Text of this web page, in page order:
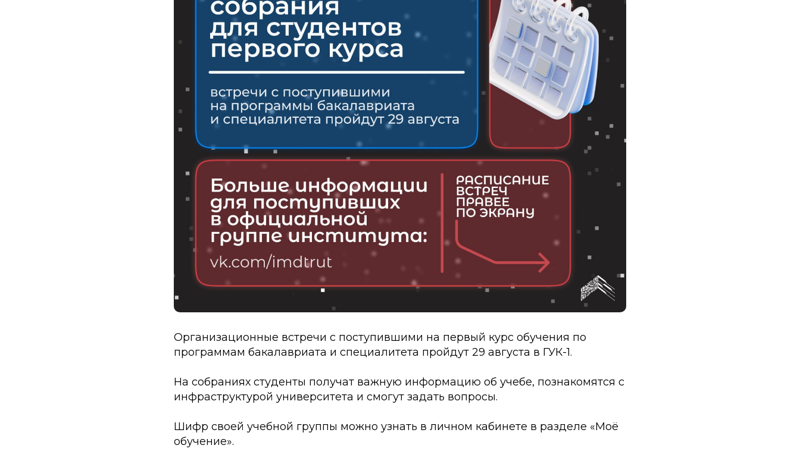
Организационные встречи с поступившими на первый курс обучения по
программам бакалавриата и специалитета пройдут 29 августа в ГУК-1.
На собраниях студенты получат важную информацию об учебе, познакомятся с
инфраструктурой университета и смогут задать вопросы.
Шифр своей учебной группы можно узнать в личном кабинете в разделе «Моё
обучение».